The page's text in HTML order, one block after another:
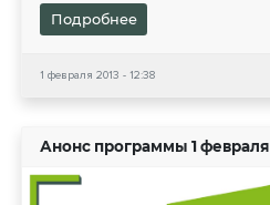
Подробнее
1 февраля 2013 - 12:38
Анонс программы 1 февраля